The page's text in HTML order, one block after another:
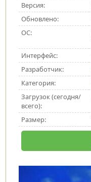
Версия:
Обновлено:
ОС:
Интерфейс:
Разработчик:
Категория:
Загрузок (сегодня/
всего):
Размер: